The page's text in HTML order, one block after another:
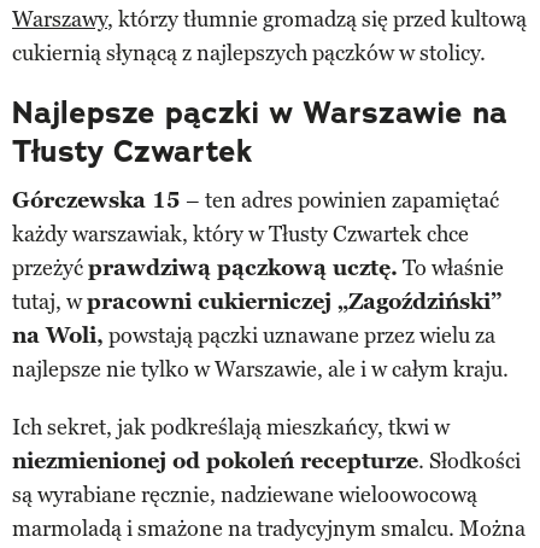
Warszawy, którzy tłumnie gromadzą się przed kultową
cukiernią słynącą z najlepszych pączków w stolicy.
Najlepsze pączki w Warszawie na
Tłusty Czwartek
Górczewska 15 – ten adres powinien zapamiętać
każdy warszawiak, który w Tłusty Czwartek chce
przeżyćprawdziwą pączkową ucztę. To właśnie
tutaj, wpracowni cukierniczej „Zagoździński”
na Woli, powstają pączki uznawane przez wielu za
najlepsze nie tylko w Warszawie, ale i w całym kraju.
Ich sekret, jak podkreślają mieszkańcy, tkwi w
niezmienionej od pokoleń recepturze. Słodkości
są wyrabiane ręcznie, nadziewane wieloowocową
marmoladą i smażone na tradycyjnym smalcu. Można